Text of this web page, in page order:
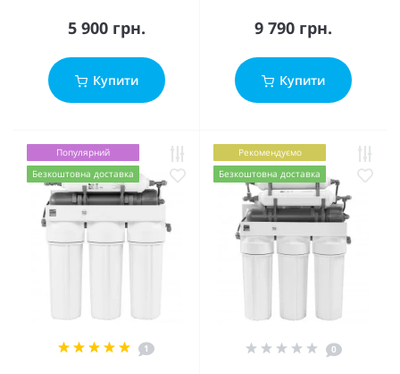
5 900 грн.
Купити
9 790 грн.
Купити
Популярний
Безкоштовна доставка
1
Рекомендуємо
Безкоштовна доставка
0